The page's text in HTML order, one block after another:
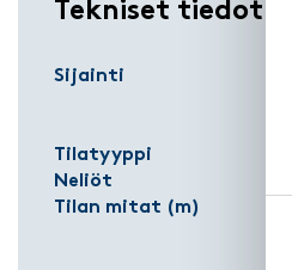
Tekniset tiedot
Sijainti
Tilatyyppi
Neliöt
Tilan mitat (m)